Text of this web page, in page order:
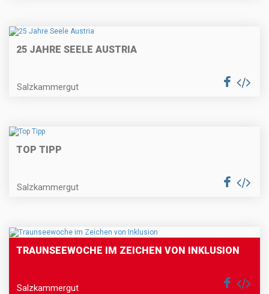
25 JAHRE SEELE AUSTRIA
Salzkammergut
TOP TIPP
Salzkammergut
TRAUNSEEWOCHE IM ZEICHEN VON INKLUSION
Salzkammergut